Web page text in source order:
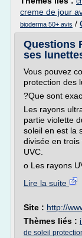
creme de jour
bioderma 50+ avis /
Questions
ses
Vous pouvez
protection des
?Que sont
Les rayons
partie violette
soleil en est la
divisée en trois
UVC.
o Les rayons
Lire la suite
Site : http://
Thèmes liés :
de soleil